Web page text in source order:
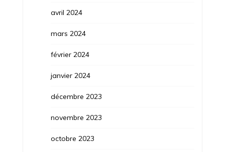
avril 2024
mars 2024
février 2024
janvier 2024
décembre 2023
novembre 2023
octobre 2023